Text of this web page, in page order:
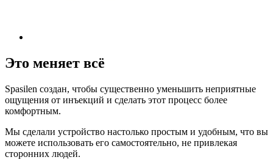
Это меняет всё
Spasilen создан, чтобы существенно уменьшить неприятные
ощущения от инъекций и сделать этот процесс более
комфортным.
Мы сделали устройство настолько простым и удобным, что вы
можете использовать его самостоятельно, не привлекая
сторонних людей.